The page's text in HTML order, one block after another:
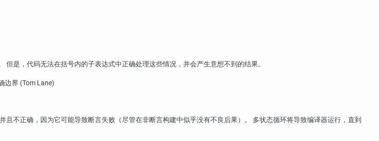
是，代码无法在括号内的子表达式中正确处理这些情况，并会产生意想不到的结果。
边界 (Tom Lane)
不正确，因为它可能导致断言失败（尽管在非断言构建中似乎没有不良后果）。 多状态循环将导致编译器运行，直到